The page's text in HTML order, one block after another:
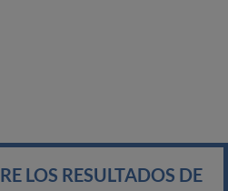
LOS RESULTADOS DE